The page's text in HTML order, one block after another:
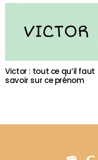
Victor : tout ce qu’il faut
savoir sur ce prénom